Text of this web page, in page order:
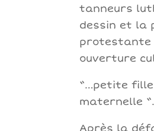
tanneurs
dessin et la
protestante
ouverture
“…petite fille
maternelle
Après la